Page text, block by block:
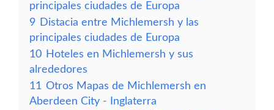
principales ciudades de Europa
9 Distacia entre Michlemersh y las
principales ciudades de Europa
10 Hoteles en Michlemersh y sus
alrededores
11 Otros Mapas de Michlemersh en
Aberdeen City - Inglaterra